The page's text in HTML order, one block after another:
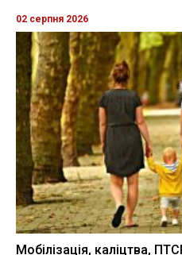
02 серпня 2026
Мобілізація, каліцтва,